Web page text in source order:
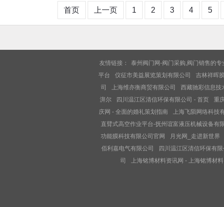
首页 上一页 1 2 3 4 5
友情链接： 泰州阀门网-阀门采购,阀门销售的专
平台
仪征市美益展览策划有限公司 吉林祥晖
司
上海维亦衡商贸有限公司 西藏驰彩信息技
湃尔
四川温江区清信环保有限公司 - 首页 重
庆网 - 全面的婚礼策划指南
上海飞陨网络科技
直臂式高空作业平台-抚州谊富液压机械设备有
功能膜科技有限公司官网
月光网_走进新世界
佰利嘉电气有限公司
四川温江区清信环保有
司
上海铭博材料资讯网 - 上海铭博材料